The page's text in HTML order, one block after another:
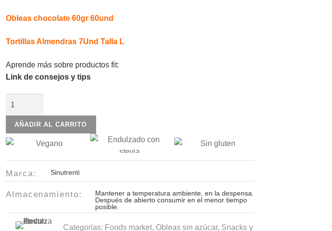
Obleas chocolate 60gr 60und
Tortillas Almendras 7Und Talla L
Aprende más sobre productos fit:
Link de consejos y tips
Amaranto
Frutos
Morados
Sinutrenti
60gr
cantidad
AÑADIR AL CARRITO
Marca: Sinutrenti
Almacenamiento:
Mantener a temperatura ambiente, en la despensa.
Después de abierto consumir en el menor tiempo
posible.
Categorías: Foods market, Obleas sin azúcar, Snacks y